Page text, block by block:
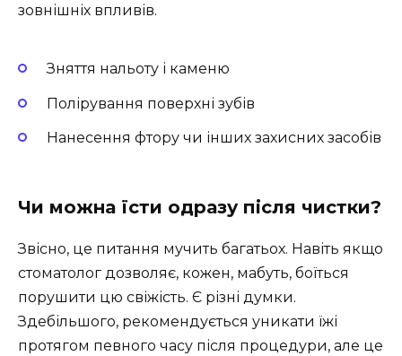
зовнішніх впливів.
Зняття нальоту і каменю
Полірування поверхні зубів
Нанесення фтору чи інших захисних засобів
Чи можна їсти одразу після чистки?
Звісно, це питання мучить багатьох. Навіть якщо
стоматолог дозволяє, кожен, мабуть, боїться
порушити цю свіжість. Є різні думки.
Здебільшого, рекомендується уникати їжі
протягом певного часу після процедури, але це